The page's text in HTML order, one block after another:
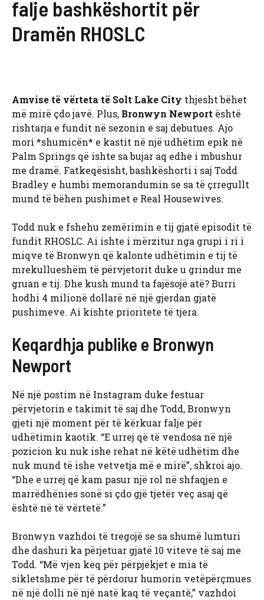
falje bashkëshortit për
Dramën RHOSLC
Amvise të vërteta të Solt Lake City thjesht bëhet
më mirë çdo javë. Plus, Bronwyn Newport është
rishtarja e fundit në sezonin e saj debutues. Ajo
mori *shumicën* e kastit në një udhëtim epik në
Palm Springs që ishte sa bujar aq edhe i mbushur
me dramë. Fatkeqësisht, bashkëshorti i saj Todd
Bradley e humbi memorandumin se sa të çrregullt
mund të bëhen pushimet e Real Housewives.
Todd nuk e fshehu zemërimin e tij gjatë episodit të
fundit RHOSLC. Ai ishte i mërzitur nga grupi i ri i
miqve të Bronwyn që kalonte udhëtimin e tij të
mrekullueshëm të përvjetorit duke u grindur me
gruan e tij. Dhe kush mund ta fajësojë atë? Burri
hodhi 4 milionë dollarë në një gjerdan gjatë
pushimeve. Ai kishte prioritete të tjera.
Keqardhja publike e Bronwyn
Newport
Në një postim në Instagram duke festuar
përvjetorin e takimit të saj dhe Todd, Bronwyn
gjeti një moment për të kërkuar falje për
udhëtimin kaotik. “E urrej që të vendosa në një
pozicion ku nuk ishe rehat në këtë udhëtim dhe
nuk mund të ishe vetvetja më e mirë”, shkroi ajo.
“Dhe e urrej që kam pasur një rol në shfaqjen e
marrëdhënies sonë si çdo gjë tjetër veç asaj që
është në të vërtetë.”
Bronwyn vazhdoi të tregojë se sa shumë lumturi
dhe dashuri ka përjetuar gjatë 10 viteve të saj me
Todd. “Më vjen keq për përpjekjet e mia të
sikletshme për të përdorur humorin vetëpërçmues
në një dolli në një natë kaq të veçantë,” vazhdoi